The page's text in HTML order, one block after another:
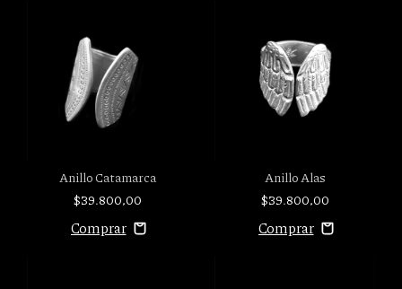
Anillo Catamarca
$39.800,00
Anillo Alas
$39.800,00